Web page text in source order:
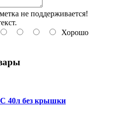
не поддерживается!
Хорошо
40л без крышки